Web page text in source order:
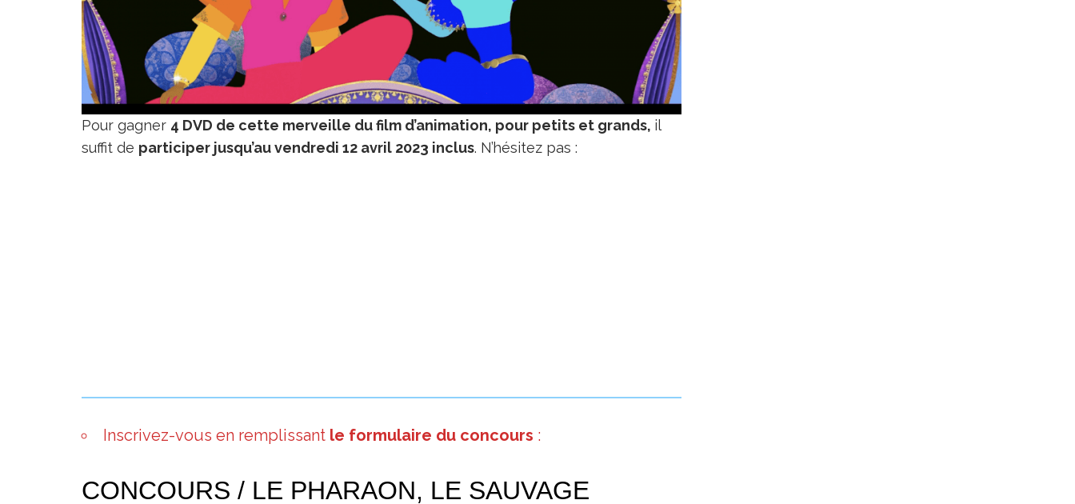
Pour gagner 4 DVD de cette merveille du film d’animation, pour petits et grands, il
suffit de participer jusqu’au vendredi 12 avril 2023 inclus. N’hésitez pas :
Inscrivez-vous en remplissant le formulaire du concours :